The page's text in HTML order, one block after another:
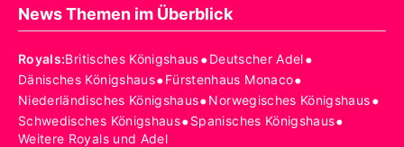
News Themen im Überblick
Royals:Britisches Königshaus•Deutscher Adel•
Dänisches Königshaus•Fürstenhaus Monaco•
Niederländisches Königshaus•Norwegisches Königshaus•
Schwedisches Königshaus•Spanisches Königshaus•
Weitere Royals und Adel